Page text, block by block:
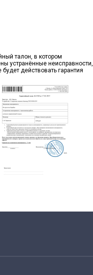
талон, в котором
устранённые неисправности,
будет действовать гарантия